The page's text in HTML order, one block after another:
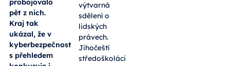
pět z nich.
Kraj tak
ukázal, že v
kyberbezpečnosti
s přehledem
výtvarná
sdělení o
lidských
právech.
Jihočeští
středoškoláci